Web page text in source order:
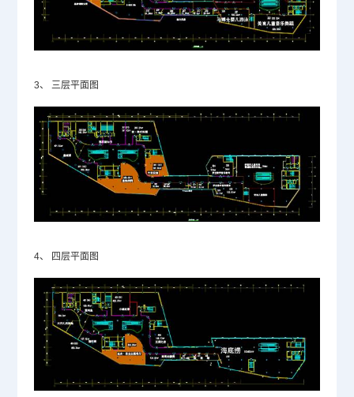
3、 三层平面图
4、 四层平面图